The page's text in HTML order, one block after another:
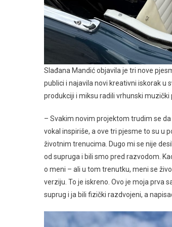
Slađana Mandić objavila je tri nove
publici i najavila novi kreativni iskorak u
produkciji i miksu radili vrhunski
– Svakim novim projektom trudim se
vokal inspiriše, a ove tri pjesme to su u
životnim trenucima. Dugo mi se nije
od supruga i bili smo pred razvodom.
o meni – ali u tom trenutku, meni se
verziju. To je iskreno. Ovo je moja prva
suprug i ja bili fizički razdvojeni, a